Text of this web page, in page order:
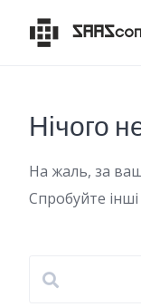
content
Нічого
На жаль, за
Спробуйте